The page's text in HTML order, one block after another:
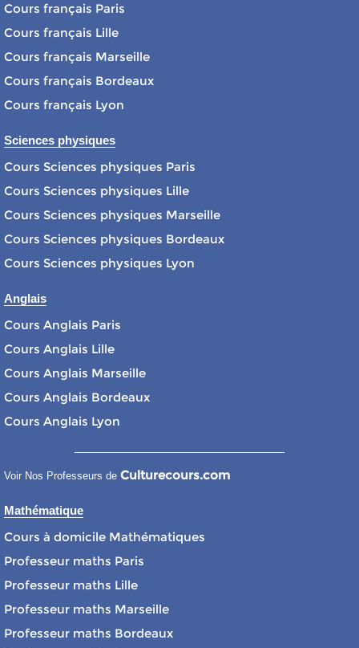
Cours français Paris
Cours français Lille
Cours français Marseille
Cours français Bordeaux
Cours français Lyon
Sciences physiques
Cours Sciences physiques Paris
Cours Sciences physiques Lille
Cours Sciences physiques Marseille
Cours Sciences physiques Bordeaux
Cours Sciences physiques Lyon
Anglais
Cours Anglais Paris
Cours Anglais Lille
Cours Anglais Marseille
Cours Anglais Bordeaux
Cours Anglais Lyon
Voir Nos Professeurs de Culturecours.com
Mathématique
Cours à domicile Mathématiques
Professeur maths Paris
Professeur maths Lille
Professeur maths Marseille
Professeur maths Bordeaux